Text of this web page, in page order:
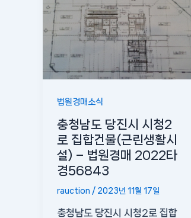
법원경매소식
충청남도 당진시 시청2
로 집합건물(근린생활시
설) – 법원경매 2022타
경56843
rauction / 2023년 11월 17일
충청남도 당진시 시청2로 집합